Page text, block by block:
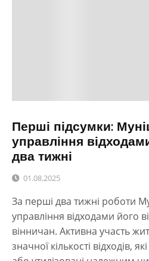
Перші підсумки:
управління
два тижні
01.08.2025
За перші два тижні роботи
управління відходами його
вінничан. Активна участь
значної кількості відходів,